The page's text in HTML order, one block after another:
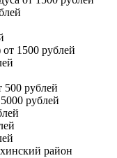
от 1500 рублей
500 рублей
рублей
район